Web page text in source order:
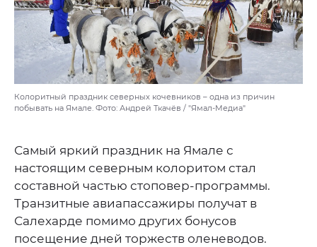
Колоритный праздник северных кочевников – одна из причин
побывать на Ямале. Фото: Андрей Ткачёв / "Ямал-Медиа"
Самый яркий праздник на Ямале с
настоящим северным колоритом стал
составной частью стоповер-программы.
Транзитные авиапассажиры получат в
Салехарде помимо других бонусов
посещение дней торжеств оленеводов.